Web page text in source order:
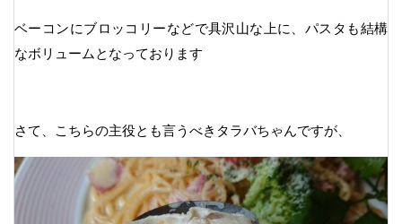
ベーコンにブロッコリーなどで具沢山な上に、パスタも結構
なボリュームとなっております
さて、こちらの主役とも言うべきタラバちゃんですが、